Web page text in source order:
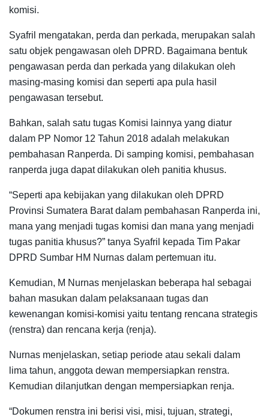
komisi.
Syafril mengatakan, perda dan perkada, merupakan salah
satu objek pengawasan oleh DPRD. Bagaimana bentuk
pengawasan perda dan perkada yang dilakukan oleh
masing-masing komisi dan seperti apa pula hasil
pengawasan tersebut.
Bahkan, salah satu tugas Komisi lainnya yang diatur
dalam PP Nomor 12 Tahun 2018 adalah melakukan
pembahasan Ranperda. Di samping komisi, pembahasan
ranperda juga dapat dilakukan oleh panitia khusus.
“Seperti apa kebijakan yang dilakukan oleh DPRD
Provinsi Sumatera Barat dalam pembahasan Ranperda ini,
mana yang menjadi tugas komisi dan mana yang menjadi
tugas panitia khusus?” tanya Syafril kepada Tim Pakar
DPRD Sumbar HM Nurnas dalam pertemuan itu.
Kemudian, M Nurnas menjelaskan beberapa hal sebagai
bahan masukan dalam pelaksanaan tugas dan
kewenangan komisi-komisi yaitu tentang rencana strategis
(renstra) dan rencana kerja (renja).
Nurnas menjelaskan, setiap periode atau sekali dalam
lima tahun, anggota dewan mempersiapkan renstra.
Kemudian dilanjutkan dengan mempersiapkan renja.
“Dokumen renstra ini berisi visi, misi, tujuan, strategi,